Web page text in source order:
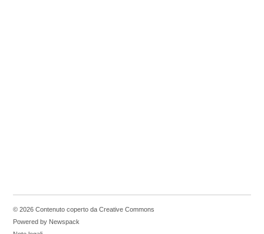
© 2026 Contenuto coperto da Creative Commons
Powered by Newspack